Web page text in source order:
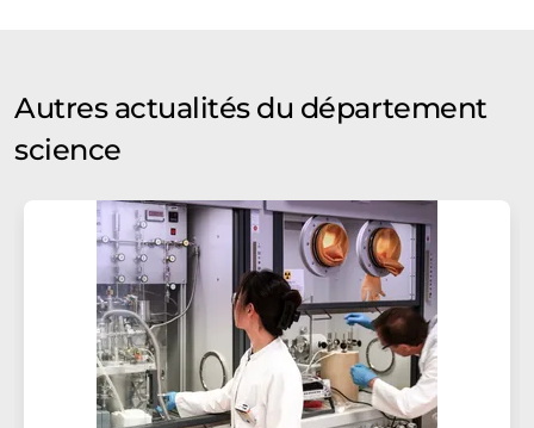
Autres actualités du département
science